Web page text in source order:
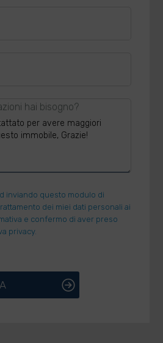
hai bisogno?
inviando questo modulo di
dei miei dati personali ai
e confermo di aver preso
privacy.